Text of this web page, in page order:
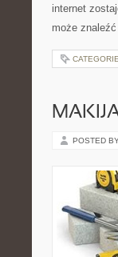
internet
może
POSTED